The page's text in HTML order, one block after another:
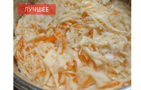
ЛУЧШЕЕ